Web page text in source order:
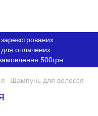
для оплачених
500грн.
Шампунь для волосся